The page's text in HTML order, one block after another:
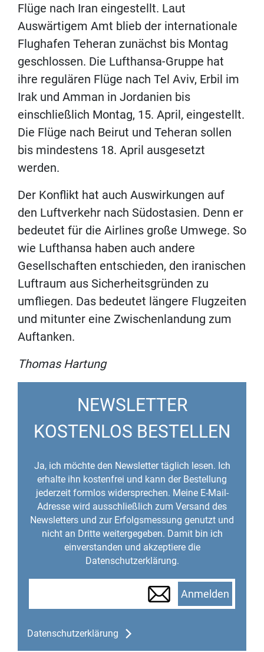
Flüge nach Iran eingestellt. Laut
Auswärtigem Amt blieb der internationale
Flughafen Teheran zunächst bis Montag
geschlossen. Die Lufthansa-Gruppe hat
ihre regulären Flüge nach Tel Aviv, Erbil im
Irak und Amman in Jordanien bis
einschließlich Montag, 15. April, eingestellt.
Die Flüge nach Beirut und Teheran sollen
bis mindestens 18. April ausgesetzt
werden.
Der Konflikt hat auch Auswirkungen auf
den Luftverkehr nach Südostasien. Denn er
bedeutet für die Airlines große Umwege. So
wie Lufthansa haben auch andere
Gesellschaften entschieden, den iranischen
Luftraum aus Sicherheitsgründen zu
umfliegen. Das bedeutet längere Flugzeiten
und mitunter eine Zwischenlandung zum
Auftanken.
Thomas Hartung
NEWSLETTER
KOSTENLOS BESTELLEN
Ja, ich möchte den Newsletter täglich lesen. Ich
erhalte ihn kostenfrei und kann der Bestellung
jederzeit formlos widersprechen. Meine E-Mail-
Adresse wird ausschließlich zum Versand des
Newsletters und zur Erfolgsmessung genutzt und
nicht an Dritte weitergegeben. Damit bin ich
einverstanden und akzeptiere die
Datenschutzerklärung.
Anmelden
Datenschutzerklärung